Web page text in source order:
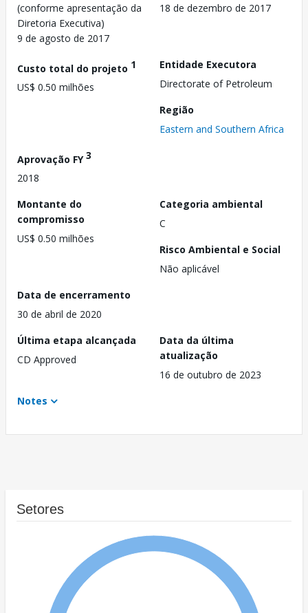
(conforme apresentação da
Diretoria Executiva)
9 de agosto de 2017
18 de dezembro de 2017
Custo total do projeto 1
US$ 0.50 milhões
Entidade Executora
Directorate of Petroleum
Região
Eastern and Southern Africa
Aprovação FY3
2018
Montante do
compromisso
US$ 0.50 milhões
Categoria ambiental
C
Risco Ambiental e Social
Não aplicável
Data de encerramento
30 de abril de 2020
Última etapa alcançada
CD Approved
Data da última
atualização
16 de outubro de 2023
Notes
Setores